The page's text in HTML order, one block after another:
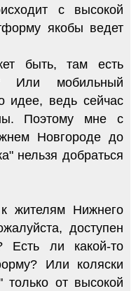
с высокой
якобы ведет
быть, там есть
Или мобильный
идее, ведь сейчас
Поэтому мне с
Новгороде до
нельзя добраться
жителям Нижнего
доступен
ли какой-то
Или коляски
только от высокой